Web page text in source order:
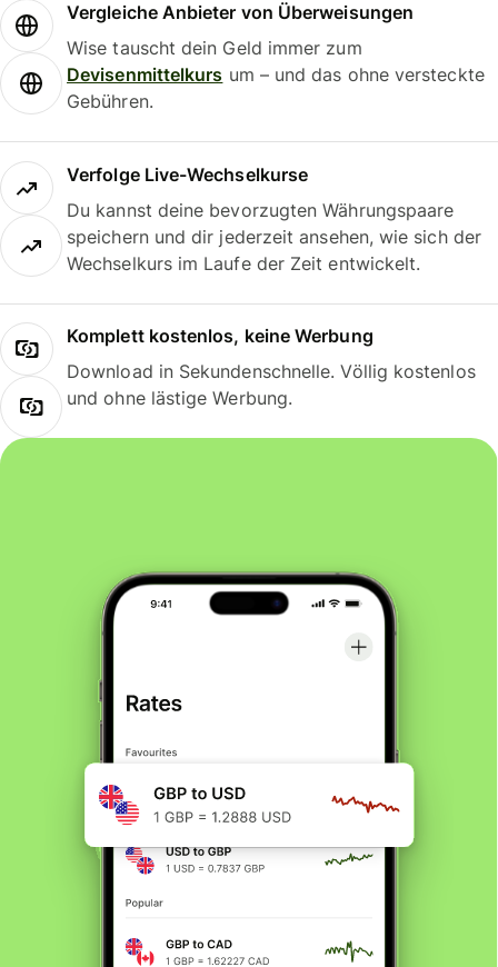
Vergleiche Anbieter von Überweisungen
Wise tauscht dein Geld immer zum
Devisenmittelkurs um – und das ohne versteckte
Gebühren.
Verfolge Live-Wechselkurse
Du kannst deine bevorzugten Währungspaare
speichern und dir jederzeit ansehen, wie sich der
Wechselkurs im Laufe der Zeit entwickelt.
Komplett kostenlos, keine Werbung
Download in Sekundenschnelle. Völlig kostenlos
und ohne lästige Werbung.